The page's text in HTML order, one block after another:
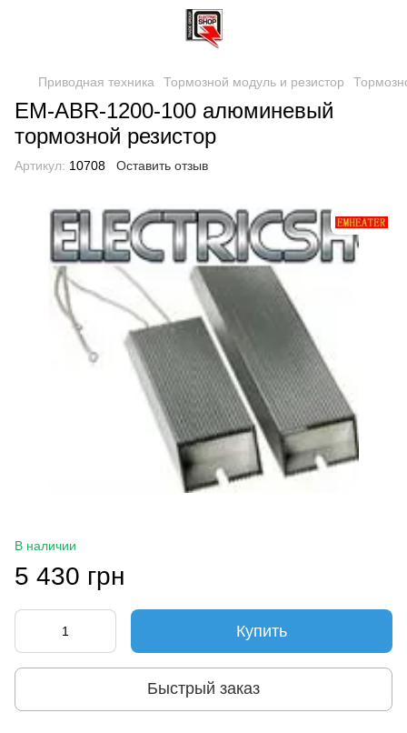
Приводная техника Тормозной модуль и резистор
EM-ABR-1200-100 алюминевый
тормозной резистор
Артикул: 10708 Оставить отзыв
В наличии
5 430 грн
Купить
Быстрый заказ